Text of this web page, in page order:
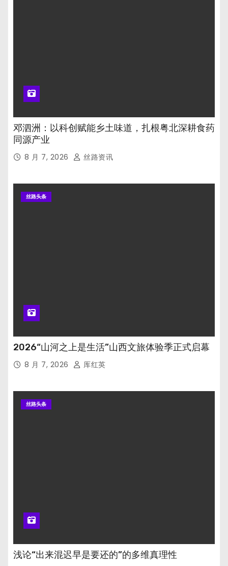
邓泗洲：以科创赋能乡土味道，扎根粤北深耕食药
同源产业
8 月 7, 2026 丝路资讯
丝路头条
2026“山河之上是生活”山西文旅体验季正式启幕
8 月 7, 2026 厍红英
丝路头条
浅论“出来混迟早是要还的”的多维真理性